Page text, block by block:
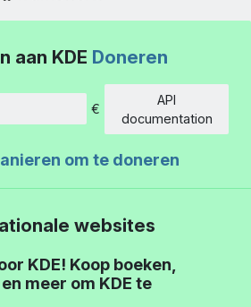
aan KDE Doneren
Hoeveelheid
€
API
documentation
om te doneren
websites
KDE! Koop boeken,
meer om KDE te